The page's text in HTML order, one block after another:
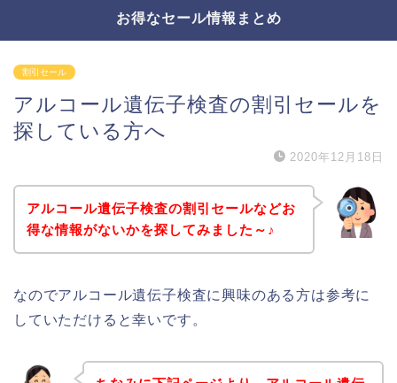
お得なセール情報まとめ
割引セール
アルコール遺伝子検査の割引セールを
探している方へ
2020年12月18日
アルコール遺伝子検査の割引セールなどお
得な情報がないかを探してみました～♪
なのでアルコール遺伝子検査に興味のある方は参考に
していただけると幸いです。